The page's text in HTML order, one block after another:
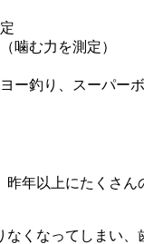
噛む力を測定）
ー釣り、スーパーボ
昨年以上にたくさん
なくなってしまい、